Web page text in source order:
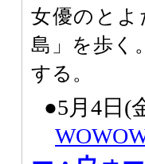
女優のとよ
島」を歩く
する。
●5月4日(